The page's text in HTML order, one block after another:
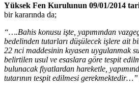
Yüksek Fen Kurulunun 09/01/2014
bir kararında da;
“….Bahis konusu işte, yapımından
bedelinden tutarları düşülecek işlere ait
22 nci maddesinin kıyasen uygulanmak
belirtilen usul ve esaslara göre tespit
bulunacak fiyatlardan hareketle,
tutarının tespit edilmesi gerekmektedir…”